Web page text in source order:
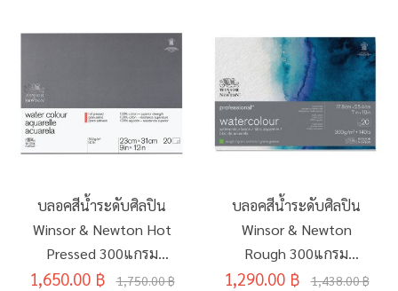
บลอคสีน้ำระดับศิลปิน
Winsor & Newton Hot
Pressed 300แกรม
20แผ่น 23x31ซม.
1,650.00 ฿ 1,750.00 ฿
บลอคสีน้ำระดับศิลปิน
Winsor & Newton
Rough 300แกรม
20แผ่น 17.8x25.4ซม.
1,290.00 ฿ 1,438.00 ฿